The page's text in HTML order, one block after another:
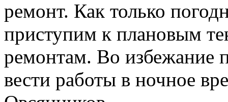
ремонт. Как только
приступим к плановым
ремонтам. Во избежание
вести работы в ночное